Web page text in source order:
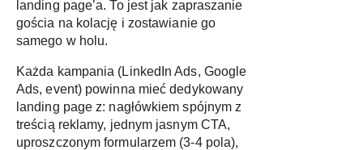
landing page’a. To jest jak zapraszanie
gościa na kolację i zostawianie go
samego w holu.
Każda kampania (LinkedIn Ads, Google
Ads, event) powinna mieć dedykowany
landing page z: nagłówkiem spójnym z
treścią reklamy, jednym jasnym CTA,
uproszczonym formularzem (3-4 pola),